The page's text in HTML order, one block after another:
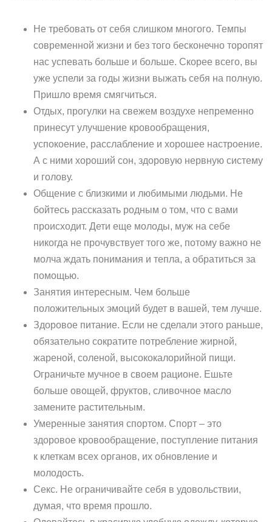
Не требовать от себя слишком многого. Темпы
современной жизни и без того бесконечно торопят
нас успевать больше и больше. Скорее всего, вы
уже успели за годы жизни выжать себя на полную.
Пришло время смягчиться.
Отдых, прогулки на свежем воздухе непременно
принесут улучшение кровообращения,
успокоение, расслабление и хорошее настроение.
А с ними хороший сон, здоровую нервную систему
и голову.
Общение с близкими и любимыми людьми. Не
бойтесь рассказать родным о том, что с вами
происходит. Дети еще молоды, муж на себе
никогда не прочувствует того же, потому важно не
молча ждать понимания и тепла, а обратиться за
помощью.
Занятия интересным. Чем больше
положительных эмоций будет в вашей, тем лучше.
Здоровое питание. Если не сделали этого раньше,
обязательно сократите потребление жирной,
жареной, соленой, высококалорийной пищи.
Ограничьте мучное в своем рационе. Ешьте
больше овощей, фруктов, сливочное масло
замените растительным.
Умеренные занятия спортом. Спорт – это
здоровое кровообращение, поступление питания
к клеткам всех органов, их обновление и
молодость.
Секс. Не ограничивайте себя в удовольствии,
думая, что время прошло.